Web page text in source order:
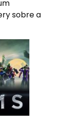
sobre a